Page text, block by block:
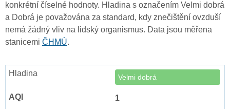
konkrétní číselné hodnoty. Hladina s označením Velmi dobrá
a Dobrá je považována za standard, kdy znečištění ovzduší
nemá žádný vliv na lidský organismus. Data jsou měřena
stanicemi ČHMÚ.
Velmi dobrá
1